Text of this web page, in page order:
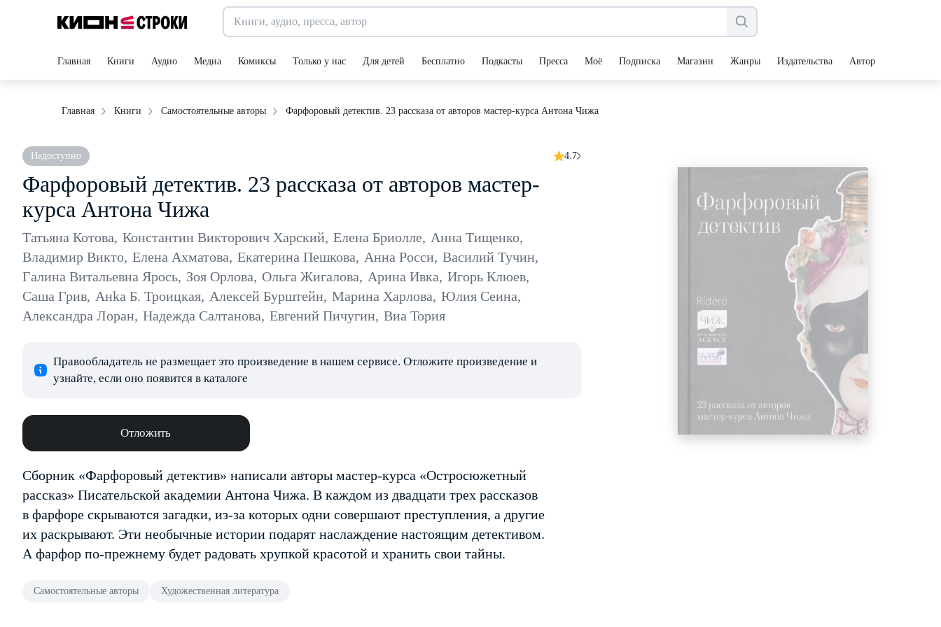
Главная Книги Аудио Медиа Комиксы Только у нас Для детей Бесплатно Подкасты Пресса Моё Подписка Магазин Жанры Издательства Авторы
Главная Книги Самостоятельные авторы Фарфоровый детектив. 23 рассказа от авторов мастер-курса Антона Чижа
Недоступно 4.7
Фарфоровый детектив. 23 рассказа от авторов мастер-
курса Антона Чижа
Татьяна Котова, Константин Викторович Харский, Елена Бриолле, Анна Тищенко,
Владимир Викто, Елена Ахматова, Екатерина Пешкова, Анна Росси, Василий Тучин,
Галина Витальевна Ярось, Зоя Орлова, Ольга Жигалова, Арина Ивка, Игорь Клюев,
Саша Грив, Анkа Б. Троицкая, Алексей Бурштейн, Марина Харлова, Юлия Сеина,
Александра Лоран, Надежда Салтанова, Евгений Пичугин, Виа Тория
Правообладатель не размещает это произведение в нашем сервисе. Отложите произведение и
узнайте, если оно появится в каталоге
Отложить
Сборник «Фарфоровый детектив» написали авторы мастер-курса «Остросюжетный
рассказ» Писательской академии Антона Чижа. В каждом из двадцати трех рассказов
в фарфоре скрываются загадки, из-за которых одни совершают преступления, а другие
их раскрывают. Эти необычные истории подарят наслаждение настоящим детективом.
А фарфор по-прежнему будет радовать хрупкой красотой и хранить свои тайны.
Самостоятельные авторы Художественная литература